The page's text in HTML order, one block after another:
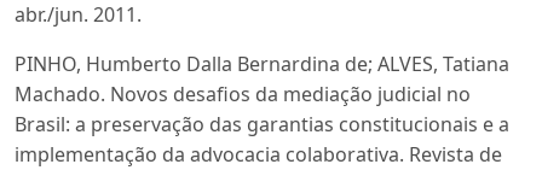
abr./jun. 2011.
PINHO, Humberto Dalla Bernardina de; ALVES, Tatiana
Machado. Novos desafios da mediação judicial no
Brasil: a preservação das garantias constitucionais e a
implementação da advocacia colaborativa. Revista de